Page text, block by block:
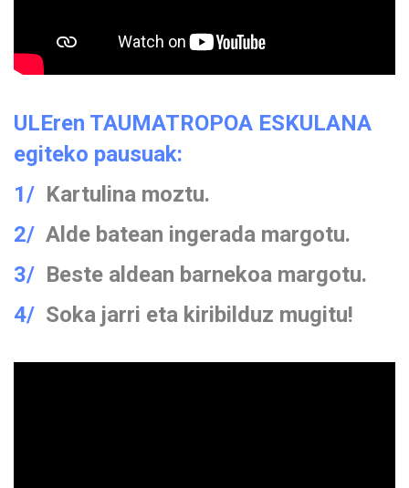
ULEren TAUMATROPOA ESKULANA
egiteko pausuak:
1/ Kartulina moztu.
2/ Alde batean ingerada margotu.
3/ Beste aldean barnekoa margotu.
4/ Soka jarri eta kiribilduz mugitu!